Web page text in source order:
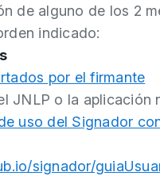
de alguno de los 2
indicado:
por el firmante
JNLP o la aplicación
uso del Signador
signador/